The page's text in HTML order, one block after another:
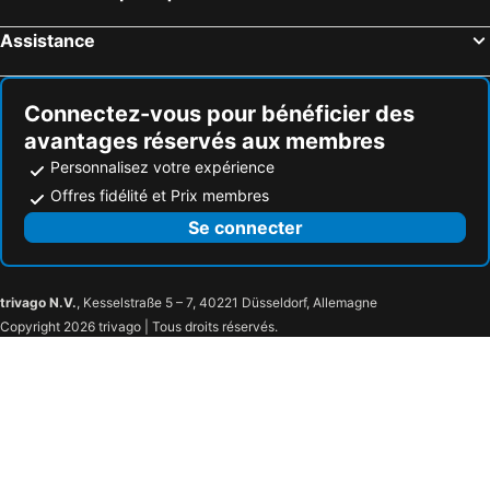
Conifer Cottage | Hot Tub | Peaceful | Foosball
Cedar & Sage | Hot Tub | A-frame | Family Friendly
Radium Luxury Condo
Bright 3 Bed 3 Bath House In Radium Hot Springs
Stylish and comfy 2BR condo near Hot Springs
Affordable Luxury Condo In Radium Hotsprings
Beautiful Cabin near Radium Hot Springs with private hot tub
Maison de prestige à Radium Hot Springs
Perfect Location One Bedroom Townhome: True Ski To Door With Sauna!
Nordix Townhomes by FantasticStay
Assistance
Connectez-vous pour bénéficier des
avantages réservés aux membres
Personnalisez votre expérience
Offres fidélité et Prix membres
Se connecter
trivago N.V., Kesselstraße 5 – 7, 40221 Düsseldorf, Allemagne
Copyright 2026 trivago | Tous droits réservés.